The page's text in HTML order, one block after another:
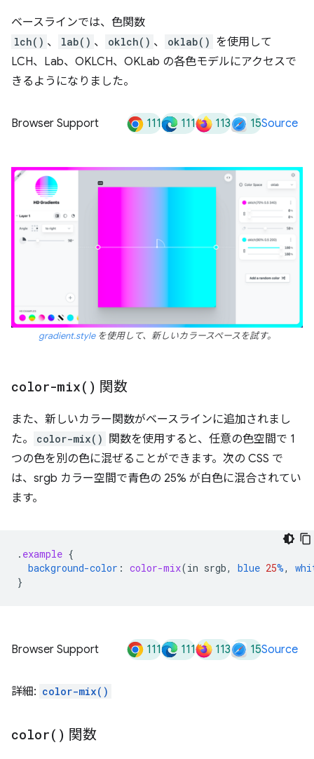
ベースラインでは、色関数
lch() 、 lab() 、 oklch() 、 oklab() を使用して
LCH、Lab、OKLCH、OKLab の各色モデルにアクセスで
きるようになりました。
Browser Support 111 111 113 15Source
gradient.styleを使用して、新しいカラースペースを試す。
color-mix( ) 関数
また、新しいカラー関数がベースラインに追加されまし
た。
color-mix() 関数を使用すると、任意の色空間で 1
つの色を別の色に混ぜることができます。次の CSS で
は、srgb カラー空間で青色の 25% が白色に混合されてい
ます。
. example {
background-color : color-mix(in srgb, blue 25%,
}
Browser Support 111 111 113 15Source
詳細: color-mix()
color( ) 関数